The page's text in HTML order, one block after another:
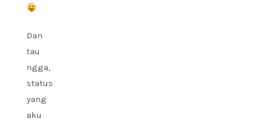
Dan
tau
ngga,
status
yang
aku